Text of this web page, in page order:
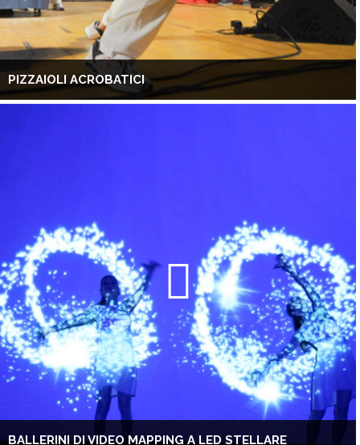
PIZZAIOLI ACROBATICI
BALLERINI DI VIDEO MAPPING A LED STELLARE